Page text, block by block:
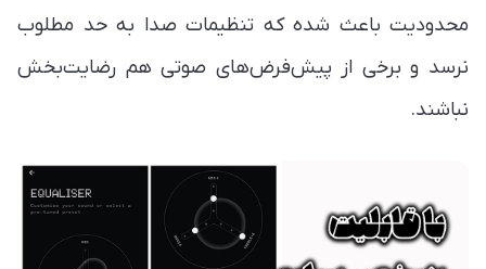
محدودیت باعث شده که تنظیمات صدا به حد مطلوب
نرسد و برخی از پیش‌فرض‌های صوتی هم رضایت‌بخش
نباشند.